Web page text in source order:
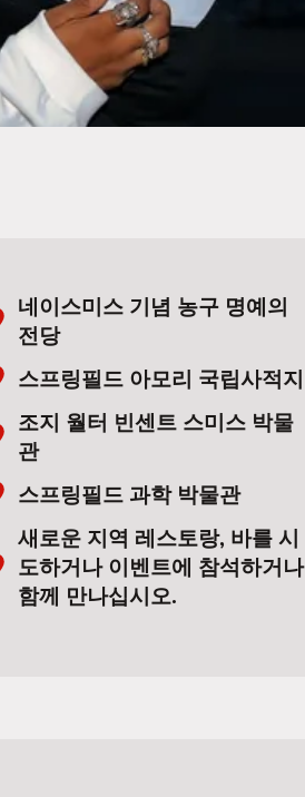
네이스미스 기념 농구 명예의
전당
스프링필드 아모리 국립사적지
조지 월터 빈센트 스미스 박물
관
스프링필드 과학 박물관
새로운 지역 레스토랑, 바를 시
도하거나 이벤트에 참석하거나
함께 만나십시오.